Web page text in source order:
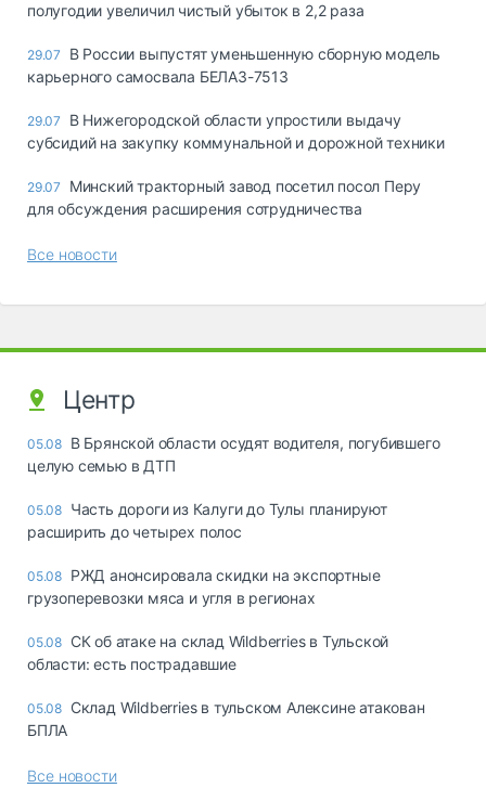
полугодии увеличил чистый убыток в 2,2 раза
29.07
В России выпустят уменьшенную сборную модель
карьерного самосвала БЕЛАЗ-7513
29.07
В Нижегородской области упростили выдачу
субсидий на закупку коммунальной и дорожной техники
29.07
Минский тракторный завод посетил посол Перу
для обсуждения расширения сотрудничества
Все новости
Центр
05.08 В Брянской области осудят водителя, погубившего
целую семью в ДТП
05.08 Часть дороги из Калуги до Тулы планируют
расширить до четырех полос
05.08 РЖД анонсировала скидки на экспортные
грузоперевозки мяса и угля в регионах
05.08 СК об атаке на склад Wildberries в Тульской
области: есть пострадавшие
05.08 Склад Wildberries в тульском Алексине атакован
БПЛА
Все новости